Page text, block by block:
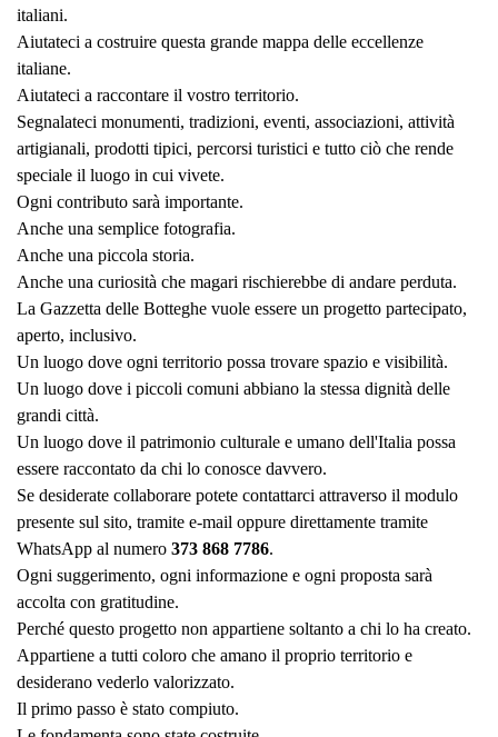
italiani.
Aiutateci a costruire questa grande mappa delle eccellenze
italiane.
Aiutateci a raccontare il vostro territorio.
Segnalateci monumenti, tradizioni, eventi, associazioni, attività
artigianali, prodotti tipici, percorsi turistici e tutto ciò che rende
speciale il luogo in cui vivete.
Ogni contributo sarà importante.
Anche una semplice fotografia.
Anche una piccola storia.
Anche una curiosità che magari rischierebbe di andare perduta.
La Gazzetta delle Botteghe vuole essere un progetto partecipato,
aperto, inclusivo.
Un luogo dove ogni territorio possa trovare spazio e visibilità.
Un luogo dove i piccoli comuni abbiano la stessa dignità delle
grandi città.
Un luogo dove il patrimonio culturale e umano dell'Italia possa
essere raccontato da chi lo conosce davvero.
Se desiderate collaborare potete contattarci attraverso il modulo
presente sul sito, tramite e-mail oppure direttamente tramite
WhatsApp al numero 373 868 7786.
Ogni suggerimento, ogni informazione e ogni proposta sarà
accolta con gratitudine.
Perché questo progetto non appartiene soltanto a chi lo ha creato.
Appartiene a tutti coloro che amano il proprio territorio e
desiderano vederlo valorizzato.
Il primo passo è stato compiuto.